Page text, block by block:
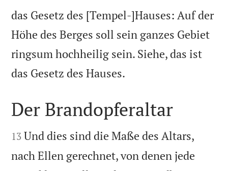
das Gesetz des [Tempel-]Hauses: Auf der
Höhe des Berges soll sein ganzes Gebiet
ringsum hochheilig sein. Siehe, das ist
das Gesetz des Hauses.

Der Brandopferaltar

13 Und dies sind die Maße des Altars,
nach Ellen gerechnet, von denen jede